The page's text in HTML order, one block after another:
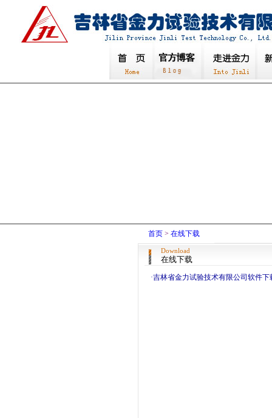
首页 > 在线下载
Download
在线下载
·吉林省金力试验技术有限公司软件下